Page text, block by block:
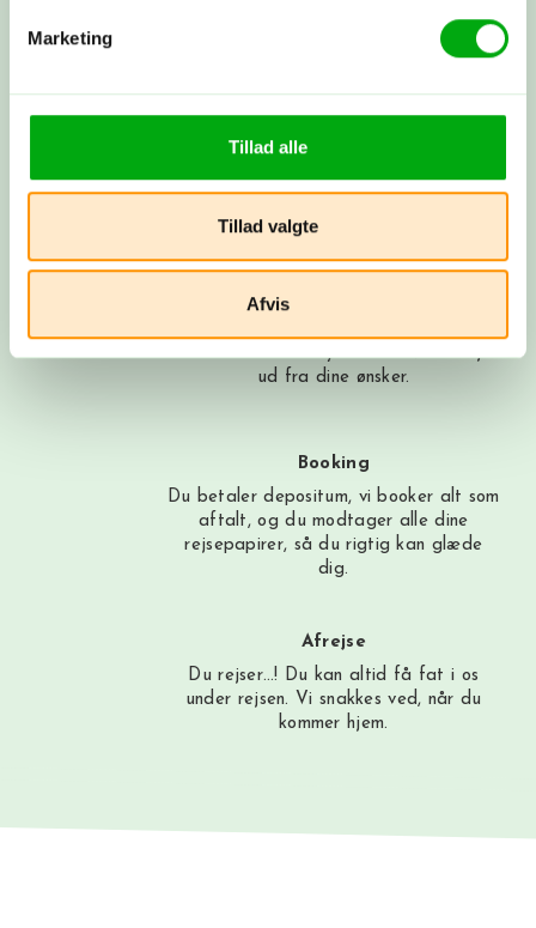
Marketing
Tillad alle
Tillad valgte
Afvis
Få et tilbud
hereller book et møde med os. Det er
helt uforpligtende at få et tilbud.
Sammen skræddersyr vi din drømmerejse
ud fra dine ønsker.
Booking
Du betaler depositum, vi booker alt som
aftalt, og du modtager alle dine
rejsepapirer, så du rigtig kan glæde
dig.
Afrejse
Du rejser…! Du kan altid få fat i os
under rejsen. Vi snakkes ved, når du
kommer hjem.